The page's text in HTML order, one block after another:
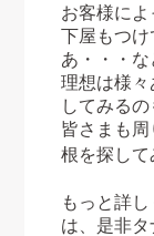
お客様によ
下屋もつ
あ・・・な
理想は様
してみる
皆さまも
根を探し
もっと詳
は、是非